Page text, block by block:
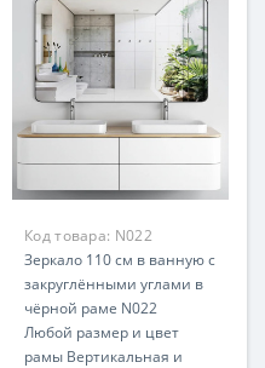
Код товара: N022
Зеркало 110 см в ванную с
закруглёнными углами в
чёрной раме N022
Любой размер и цвет
рамы Вертикальная и